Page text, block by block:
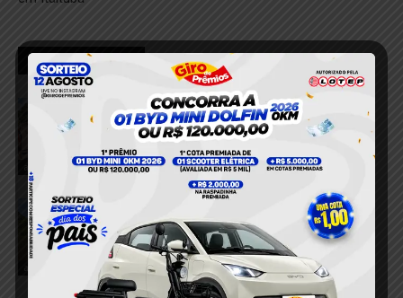
RELACIONADOS
VÍDEO; Dois acidentes mobilizam
equipes de resgate e deixam três
feridos em Itaituba
8 de agosto de 2026
VÍDEO; Motorista perde controle e
caminhonete tomba na Estrada Norte-
Sul
8 de agosto de 2026